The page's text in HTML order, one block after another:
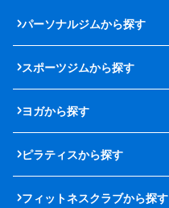
パーソナルジムから探す
スポーツジムから探す
ヨガから探す
ピラティスから探す
フィットネスクラブから探す